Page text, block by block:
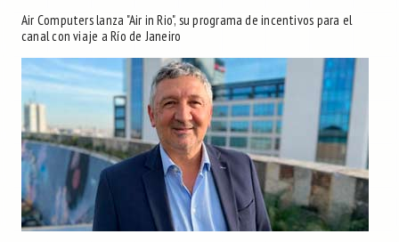
Air Computers lanza "Air in Rio", su programa de incentivos para el
canal con viaje a Río de Janeiro